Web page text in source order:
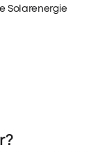
Solarenergie